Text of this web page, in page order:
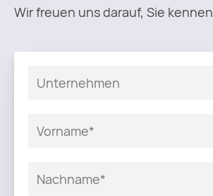
Wir freuen uns darauf, Sie